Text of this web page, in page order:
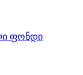
ფონდი